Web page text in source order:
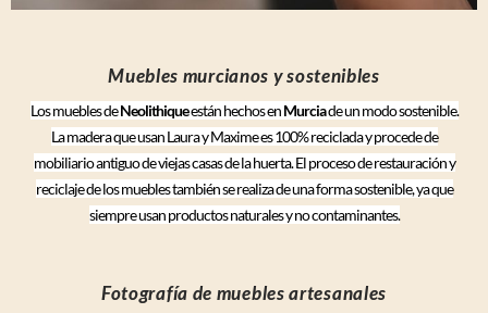
Muebles murcianos y sostenibles
Los muebles deNeolithiqueestán hechos enMurciade un modo sostenible.
La madera que usan Laura y Maxime es 100% reciclada y procede de
mobiliario antiguo de viejas casas de la huerta. El proceso de restauración y
reciclaje de los muebles también se realiza de una forma sostenible, ya que
siempre usan productos naturales y no contaminantes.
Fotografía de muebles artesanales